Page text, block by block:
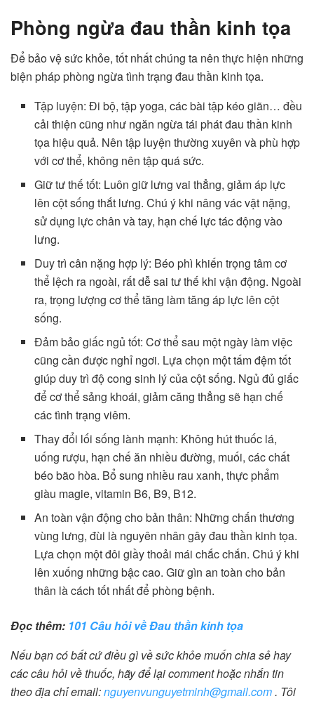
Phòng ngừa đau thần kinh tọa
Để bảo vệ sức khỏe, tốt nhất chúng ta nên thực hiện những
biện pháp phòng ngừa tình trạng đau thần kinh tọa.
Tập luyện: Đi bộ, tập yoga, các bài tập kéo giãn… đều
cải thiện cũng như ngăn ngừa tái phát đau thần kinh
tọa hiệu quả. Nên tập luyện thường xuyên và phù hợp
với cơ thể, không nên tập quá sức.
Giữ tư thế tốt: Luôn giữ lưng vai thẳng, giảm áp lực
lên cột sống thắt lưng. Chú ý khi nâng vác vật nặng,
sử dụng lực chân và tay, hạn chế lực tác động vào
lưng.
Duy trì cân nặng hợp lý: Béo phì khiến trọng tâm cơ
thể lệch ra ngoài, rất dễ sai tư thế khi vận động. Ngoài
ra, trọng lượng cơ thể tăng làm tăng áp lực lên cột
sống.
Đảm bảo giấc ngủ tốt: Cơ thể sau một ngày làm việc
cũng cần được nghỉ ngơi. Lựa chọn một tấm đệm tốt
giúp duy trì độ cong sinh lý của cột sống. Ngủ đủ giấc
để cơ thể sảng khoái, giảm căng thẳng sẽ hạn chế
các tình trạng viêm.
Thay đổi lối sống lành mạnh: Không hút thuốc lá,
uống rượu, hạn chế ăn nhiều đường, muối, các chất
béo bão hòa. Bổ sung nhiều rau xanh, thực phẩm
giàu magie, vitamin B6, B9, B12.
An toàn vận động cho bản thân: Những chấn thương
vùng lưng, đùi là nguyên nhân gây đau thần kinh tọa.
Lựa chọn một đôi giầy thoải mái chắc chắn. Chú ý khi
lên xuống những bậc cao. Giữ gìn an toàn cho bản
thân là cách tốt nhất để phòng bệnh.
Đọc thêm: 101 Câu hỏi về Đau thần kinh tọa
Nếu bạn có bất cứ điều gì về sức khỏe muốn chia sẻ hay
các câu hỏi về thuốc, hãy để lại comment hoặc nhắn tin
theo địa chỉ email:nguyenvunguyetminh@gmail.com. Tôi